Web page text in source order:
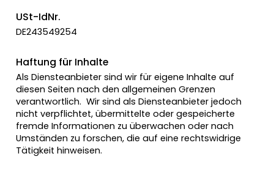
USt-IdNr.
DE243549254
Haftung für Inhalte
Als Diensteanbieter sind wir für eigene Inhalte auf
diesen Seiten nach den allgemeinen Grenzen
verantwortlich. Wir sind als Diensteanbieter jedoch
nicht verpflichtet, übermittelte oder gespeicherte
fremde Informationen zu überwachen oder nach
Umständen zu forschen, die auf eine rechtswidrige
Tätigkeit hinweisen.